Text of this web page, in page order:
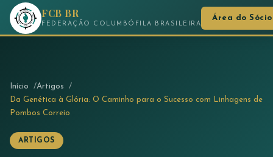
FCB BR
FEDERAÇÃO COLUMBÓFILA BRASILEIRA
Área do Sócio
Início
Artigos
Da Genética à Glória: O Caminho para o Sucesso com Linhagens de
Pombos Correio
ARTIGOS